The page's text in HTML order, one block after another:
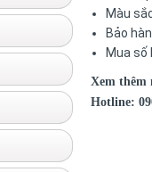
Màu
Bảo
Mua
Xem thêm
Hotline: